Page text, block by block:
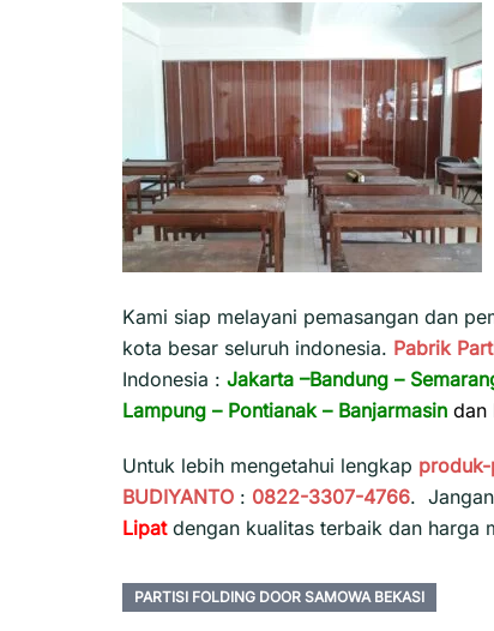
Kami siap melayani pemasangan dan
kota besar seluruh indonesia. Pabrik
Indonesia : Jakarta –Bandung –
Lampung – Pontianak – Banjarmasin dan
Untuk lebih mengetahui lengkap
BUDIYANTO : 0822-3307-4766.
Lipat dengan kualitas terbaik dan harga
PARTISI FOLDING DOOR SAMOWA BEKASI